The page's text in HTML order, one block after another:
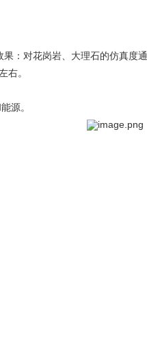
：对花岗岩、大理石的仿真度
右。
源。